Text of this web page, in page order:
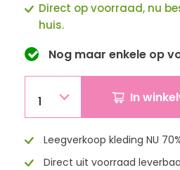
Direct op voorraad, nu
huis.
Nog maar enkele op
1 In
Leegverkoop kleding NU
Direct uit voorraad